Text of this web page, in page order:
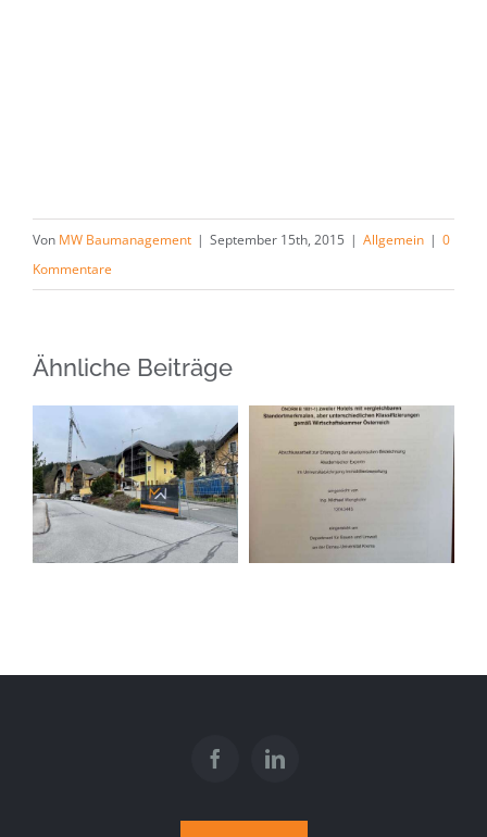
Von MW Baumanagement | September 15th, 2015 | Allgemein | 0
Kommentare
Ähnliche Beiträge